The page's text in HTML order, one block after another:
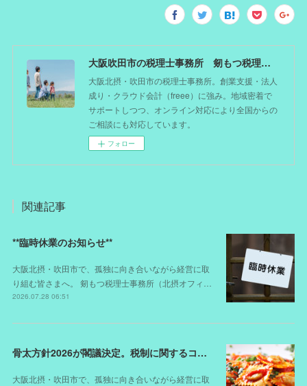
大阪吹田市の税理士事務所 剱もつ税理士（北摂オフィス）―かつてdoctorを目指した税理士が企業のホームドクターとしてあなたの事業をサポート。税理士が直接担当する『かかりつけ税理士』
大阪北摂・吹田市の税理士事務所。創業支援・法人
成り・クラウド会計（freee）に強み。地域密着で
サポートしつつ、オンライン対応により全国からの
ご相談にも対応しています。
フォロー
関連記事
**臨時休業のお知らせ**
大阪北摂・吹田市で、孤独に向き合いながら経営に取
り組む皆さまへ。 剱もつ税理士事務所（北摂オフィ…
2026.07.28 06:51
骨太方針2026が閣議決定。税制に関するコメントは？
大阪北摂・吹田市で、孤独に向き合いながら経営に取